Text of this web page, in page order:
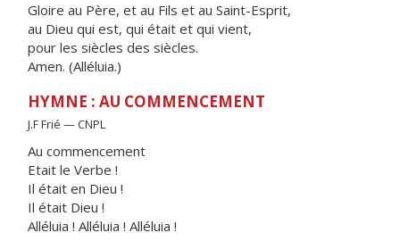
Gloire au Père, et au Fils et au Saint-Esprit,
au Dieu qui est, qui était et qui vient,
pour les siècles des siècles.
Amen. (Alléluia.)
HYMNE : AU COMMENCEMENT
J.F Frié — CNPL
Au commencement
Etait le Verbe !
Il était en Dieu !
Il était Dieu !
Alléluia ! Alléluia ! Alléluia !